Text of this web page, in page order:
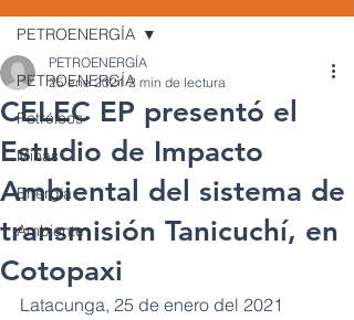
PETROENERGÍA
Petróleos
Minas
Energía
Ambiente
PETROENERGÍA
CELEC EP presentó el
Estudio de Impacto
Ambiental del sistema de
transmisión Tanicuchí, en
Cotopaxi
PETROENERGÍA
25 ene 2021 2 min de lectura
Latacunga, 25 de enero del 2021